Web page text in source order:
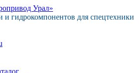
гидрокомпонентов для спецтехники